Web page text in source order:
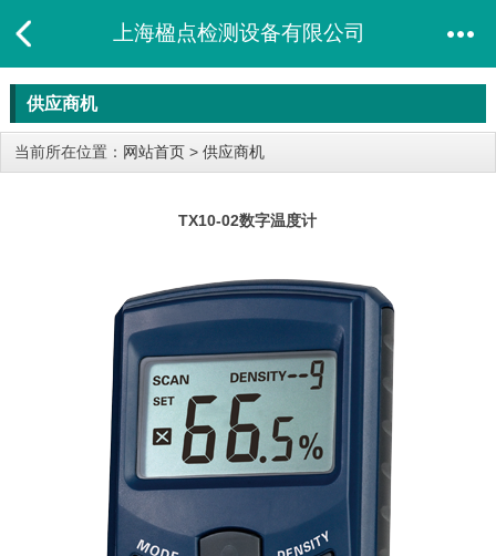
上海楹点检测设备有限公司
供应商机
当前所在位置： 网站首页 > 供应商机
TX10-02数字温度计